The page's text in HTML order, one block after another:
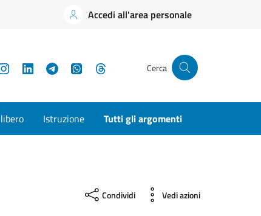
Accedi all'area personale
InstagramLinkedInTelegramWhatsApp Cerca
Istruzione Tutti gli argomenti
Condividi Vedi azioni